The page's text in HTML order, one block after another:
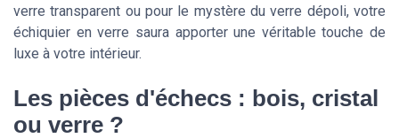
verre transparent ou pour le mystère du verre dépoli, votre
échiquier en verre saura apporter une véritable touche de
luxe à votre intérieur.
Les pièces d'échecs : bois, cristal
ou verre ?